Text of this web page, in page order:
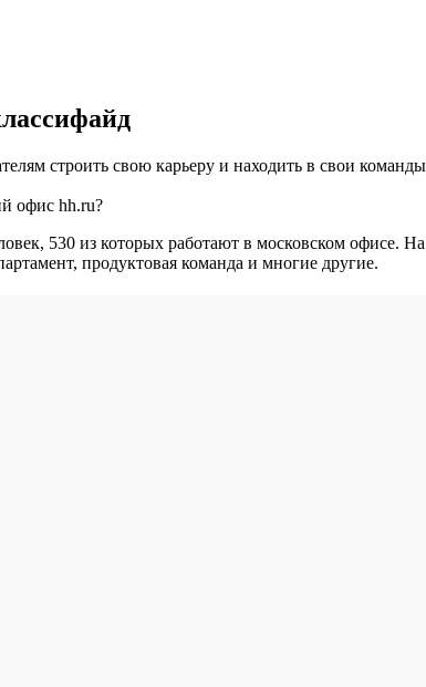
строить свою карьеру и находить в свои
офис hh.ru?
530 из которых работают в московском офисе.
продуктовая команда и многие другие.